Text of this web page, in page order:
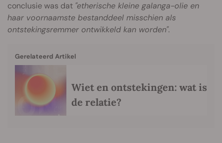
conclusie was dat "etherische kleine galanga-olie en
haar voornaamste bestanddeel misschien als
ontstekingsremmer ontwikkeld kan worden".
Gerelateerd Artikel
Wiet en ontstekingen: wat is
de relatie?